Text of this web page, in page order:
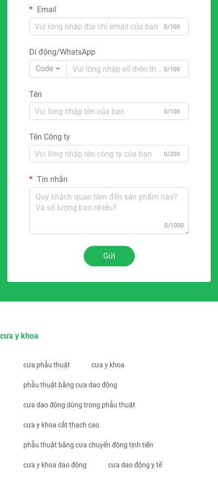
Email
0/100
Di động/WhatsApp
Code
0/100
Tên
0/100
Tên Công ty
0/200
Tin nhắn
0/1000
Gửi
cưa y khoa
cưa phẫu thuật cưa y khoa
phẫu thuật bằng cưa dao động
cưa dao động dùng trong phẫu thuật
cưa y khoa cắt thạch cao
phẫu thuật bằng cưa chuyển động tịnh tiến
cưa y khoa dao động cưa dao động y tế